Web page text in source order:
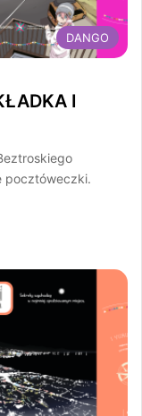
DANGO
I
pocztóweczki.